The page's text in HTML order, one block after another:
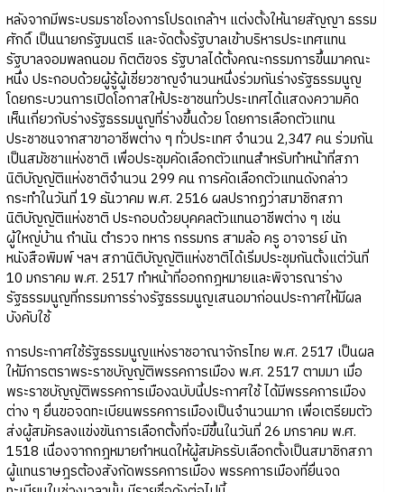
หลังจากมีพระบรมราชโองการโปรดเกล้าฯ แต่งตั้งให้นายสัญญา ธรรม
ศักดิ์ เป็นนายกรัฐมนตรี และจัดตั้งรัฐบาลเข้าบริหารประเทศแทน
รัฐบาลจอมพลถนอม กิตติขจร รัฐบาลได้ตั้งคณะกรรมการขึ้นมาคณะ
หนึ่ง ประกอบด้วยผู้รู้ผู้เชี่ยวชาญจำนวนหนึ่งร่วมกันร่างรัฐธรรมนูญ
โดยกระบวนการเปิดโอกาสให้ประชาชนทั่วประเทศได้แสดงความคิด
เห็นเกี่ยวกับร่างรัฐธรรมนูญที่ร่างขึ้นด้วย โดยการเลือกตัวแทน
ประชาชนจากสาขาอาชีพต่าง ๆ ทั่วประเทศ จำนวน 2,347 คน ร่วมกัน
เป็นสมัชชาแห่งชาติ เพื่อประชุมคัดเลือกตัวแทนสำหรับทำหน้าที่สภา
นิติบัญญัติแห่งชาติจำนวน 299 คน การคัดเลือกตัวแทนดังกล่าว
กระทำในวันที่ 19 ธันวาคม พ.ศ. 2516 ผลปรากฏว่าสมาชิกสภา
นิติบัญญัติแห่งชาติ ประกอบด้วยบุคคลตัวแทนอาชีพต่าง ๆ เช่น
ผู้ใหญ่บ้าน กำนัน ตำรวจ ทหาร กรรมกร สามล้อ ครู อาจารย์ นัก
หนังสือพิมพ์ ฯลฯ สภานิติบัญญัติแห่งชาติได้เริ่มประชุมกันตั้งแต่วันที่
10 มกราคม พ.ศ. 2517 ทำหน้าที่ออกกฎหมายและพิจารณาร่าง
รัฐธรรมนูญที่กรรมการร่างรัฐธรรมนูญเสนอมาก่อนประกาศให้มีผล
บังคับใช้
การประกาศใช้รัฐธรรมนูญแห่งราชอาณาจักรไทย พ.ศ. 2517 เป็นผล
ให้มีการตราพระราชบัญญัติพรรคการเมือง พ.ศ. 2517 ตามมา เมื่อ
พระราชบัญญัติพรรคการเมืองฉบับนี้ประกาศใช้ ได้มีพรรคการเมือง
ต่าง ๆ ยื่นขอจดทะเบียนพรรคการเมืองเป็นจำนวนมาก เพื่อเตรียมตัว
ส่งผู้สมัครลงแข่งขันการเลือกตั้งที่จะมีขึ้นในวันที่ 26 มกราคม พ.ศ.
1518 เนื่องจากกฎหมายกำหนดให้ผู้สมัครรับเลือกตั้งเป็นสมาชิกสภา
ผู้แทนราษฎรต้องสังกัดพรรคการเมือง พรรคการเมืองที่ยื่นจด